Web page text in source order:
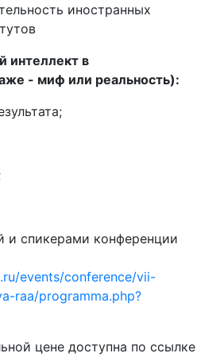
иностранных
интеллект в
- миф или реальность):
и спикерами конференции
events/conference/vii-
raa/programma.php?
цене доступна по ссылке